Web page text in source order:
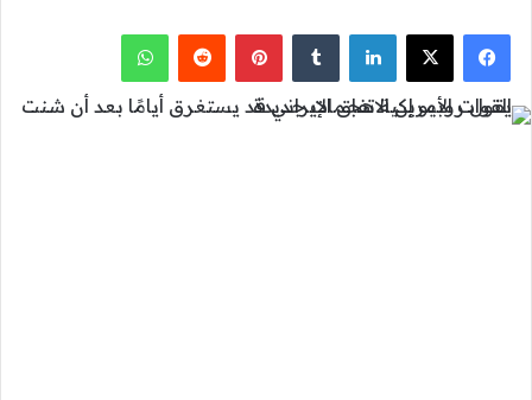
فيسبوك
‫X لينكدإن بينتيريست واتساب